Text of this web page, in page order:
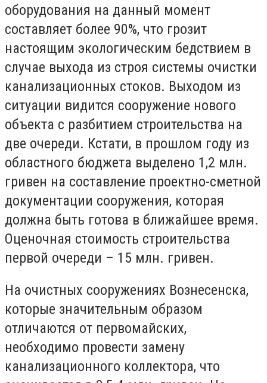
оборудования на данный момент
составляет более 90%, что грозит
настоящим экологическим бедствием в
случае выхода из строя системы очистки
канализационных стоков. Выходом из
ситуации видится сооружение нового
объекта с разбитием строительства на
две очереди. Кстати, в прошлом году из
областного бюджета выделено 1,2 млн.
гривен на составление проектно-сметной
документации сооружения, которая
должна быть готова в ближайшее время.
Оценочная стоимость строительства
первой очереди – 15 млн. гривен.
На очистных сооружениях Вознесенска,
которые значительным образом
отличаются от первомайских,
необходимо провести замену
канализационного коллектора, что